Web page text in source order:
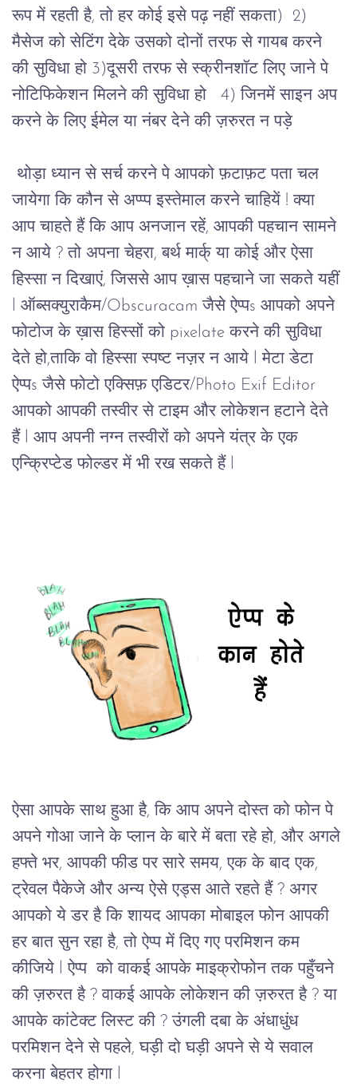
रूप में रहती है, तो हर कोई इसे पढ़ नहीं सकता)  2)
मैसेज को सेटिंग देके उसको दोनों तरफ से गायब करने
की सुविधा हो 3)दूसरी तरफ से स्क्रीनशॉट लिए जाने पे
नोटिफिकेशन मिलने की सुविधा हो   4) जिनमें साइन अप
करने के लिए ईमेल या नंबर देने की ज़रुरत न पड़े
थोड़ा ध्यान से सर्च करने पे आपको फ़टाफ़ट पता चल
जायेगा कि कौन से अप्प्प इस्तेमाल करने चाहियें ! क्या
आप चाहते हैं कि आप अनजान रहें, आपकी पहचान सामने
न आये ? तो अपना चेहरा, बर्थ मार्क् या कोई और ऐसा
हिस्सा न दिखाएं, जिससे आप ख़ास पहचाने जा सकते यहीं
l ऑब्सक्युराकैम/Obscuracam जैसे ऐप्पs आपको अपने
फोटोज के ख़ास हिस्सों को pixelate करने की सुविधा
देते हो,ताकि वो हिस्सा स्पष्ट नज़र न आये l मेटा डेटा
ऐप्पs जैसे फोटो एक्सिफ़ एडिटर/Photo Exif Editor
आपको आपकी तस्वीर से टाइम और लोकेशन हटाने देते
हैं l आप अपनी नग्न तस्वीरों को अपने यंत्र के एक
एन्क्रिप्टेड फोल्डर में भी रख सकते हैं l
ऐसा आपके साथ हुआ है, कि आप अपने दोस्त को फोन पे
अपने गोआ जाने के प्लान के बारे में बता रहे हो, और अगले
हफ्ते भर, आपकी फीड पर सारे समय, एक के बाद एक,
ट्रेवल पैकेजे और अन्य ऐसे एड्स आते रहते हैं ? अगर
आपको ये डर है कि शायद आपका मोबाइल फोन आपकी
हर बात सुन रहा है, तो ऐप्प में दिए गए परमिशन कम
कीजिये l ऐप्प  को वाकई आपके माइक्रोफोन तक पहुँचने
की ज़रुरत है ? वाकई आपके लोकेशन की ज़रुरत है ? या
आपके कांटेक्ट लिस्ट की ? उंगली दबा के अंधाधुंध
परमिशन देने से पहले, घड़ी दो घड़ी अपने से ये सवाल
करना बेहतर होगा l